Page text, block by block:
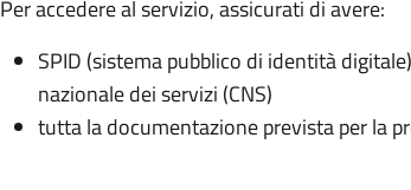
Per accedere al servizio, assicurati di avere:
SPID (sistema pubblico di identità
nazionale dei servizi (CNS)
tutta la documentazione prevista per la